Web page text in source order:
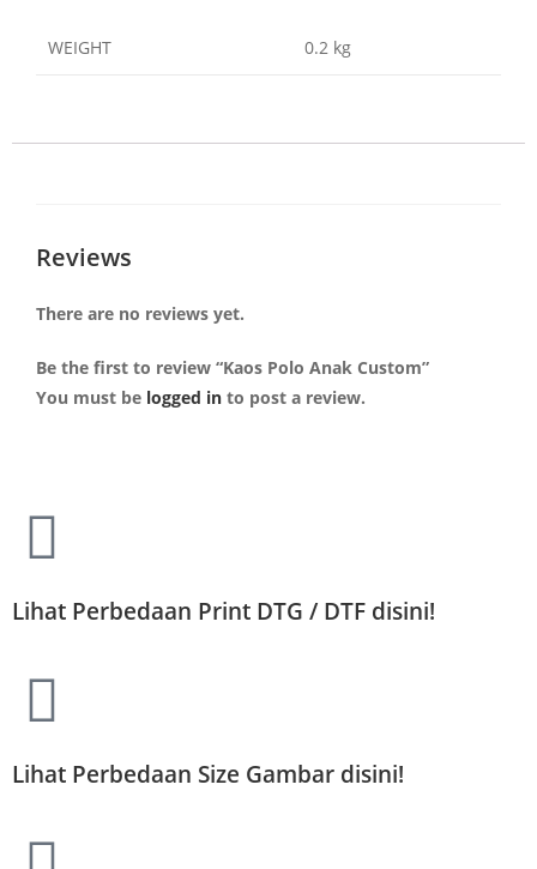
WEIGHT 0.2 kg
Reviews
There are no reviews yet.
Be the first to review “Kaos Polo Anak Custom”
You must be logged in to post a review.
Lihat Perbedaan Print DTG / DTF disini!
Lihat Perbedaan Size Gambar disini!